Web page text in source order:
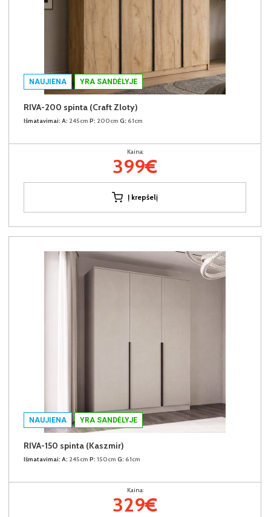
NAUJIENA YRA SANDĖLYJE
RIVA-200 spinta (Craft Zloty)
Išmatavimai: A: 245cm P: 200cm G: 61cm
Kaina:
399€
Į krepšelį
NAUJIENA YRA SANDĖLYJE
RIVA-150 spinta (Kaszmir)
Išmatavimai: A: 245cm P: 150cm G: 61cm
Kaina:
329€